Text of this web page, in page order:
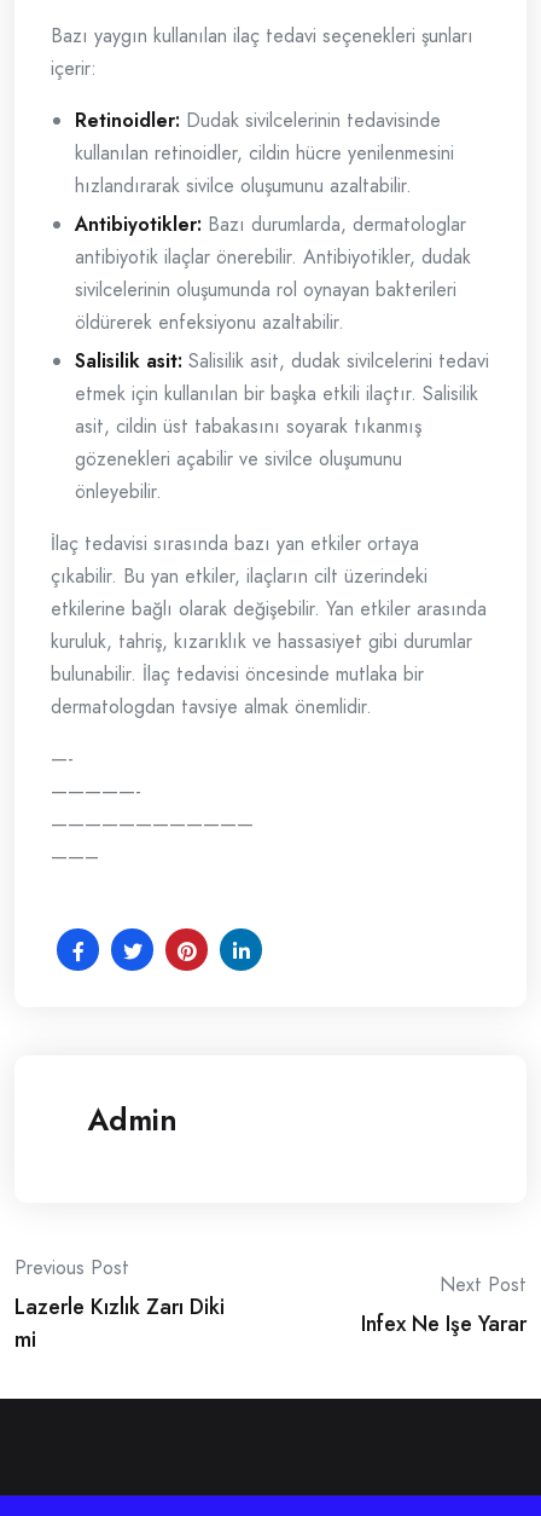
Bazı yaygın kullanılan ilaç tedavi seçenekleri şunları
içerir:
Retinoidler: Dudak sivilcelerinin tedavisinde
kullanılan retinoidler, cildin hücre yenilenmesini
hızlandırarak sivilce oluşumunu azaltabilir.
Antibiyotikler: Bazı durumlarda, dermatologlar
antibiyotik ilaçlar önerebilir. Antibiyotikler, dudak
sivilcelerinin oluşumunda rol oynayan bakterileri
öldürerek enfeksiyonu azaltabilir.
Salisilik asit: Salisilik asit, dudak sivilcelerini tedavi
etmek için kullanılan bir başka etkili ilaçtır. Salisilik
asit, cildin üst tabakasını soyarak tıkanmış
gözenekleri açabilir ve sivilce oluşumunu
önleyebilir.
İlaç tedavisi sırasında bazı yan etkiler ortaya
çıkabilir. Bu yan etkiler, ilaçların cilt üzerindeki
etkilerine bağlı olarak değişebilir. Yan etkiler arasında
kuruluk, tahriş, kızarıklık ve hassasiyet gibi durumlar
bulunabilir. İlaç tedavisi öncesinde mutlaka bir
dermatologdan tavsiye almak önemlidir.
—-
—————-
————————————
——–
Admin
Post
navigation
Previous Post
Lazerle Kızlık Zarı Diki
mi
Next Post
Infex Ne Işe Yarar